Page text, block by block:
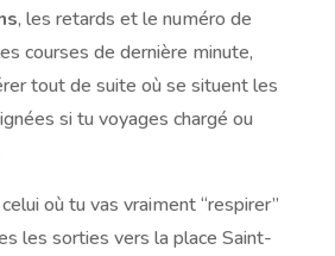
, les retards et le numéro de
courses de dernière minute,
tout de suite où se situent les
si tu voyages chargé ou
où tu vas vraiment “respirer”
les sorties vers la place Saint-